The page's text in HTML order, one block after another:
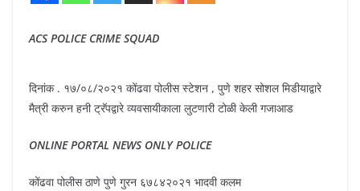
ACS POLICE CRIME SQUAD
दिनांक . १७/०८/२०२१ कोंढवा पोलीस स्टेशन , पुणे शहर सोशल मिडीयाद्वारे
मैत्री करुन हनी ट्रॅपद्वारे व्यवसायीकाला लुटणारी टोळी केली गजाआड
ONLINE PORTAL NEWS ONLY POLICE
कोंढवा पोलीस ठाणे पुणे गुरन ६७८४२०२१ भादवी कलम